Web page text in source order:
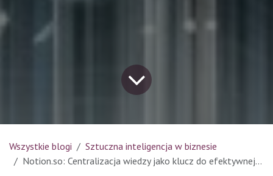
Wszystkie blogi
Sztuczna inteligencja w biznesie
Notion.so: Centralizacja wiedzy jako klucz do efektywnej kolaboracji